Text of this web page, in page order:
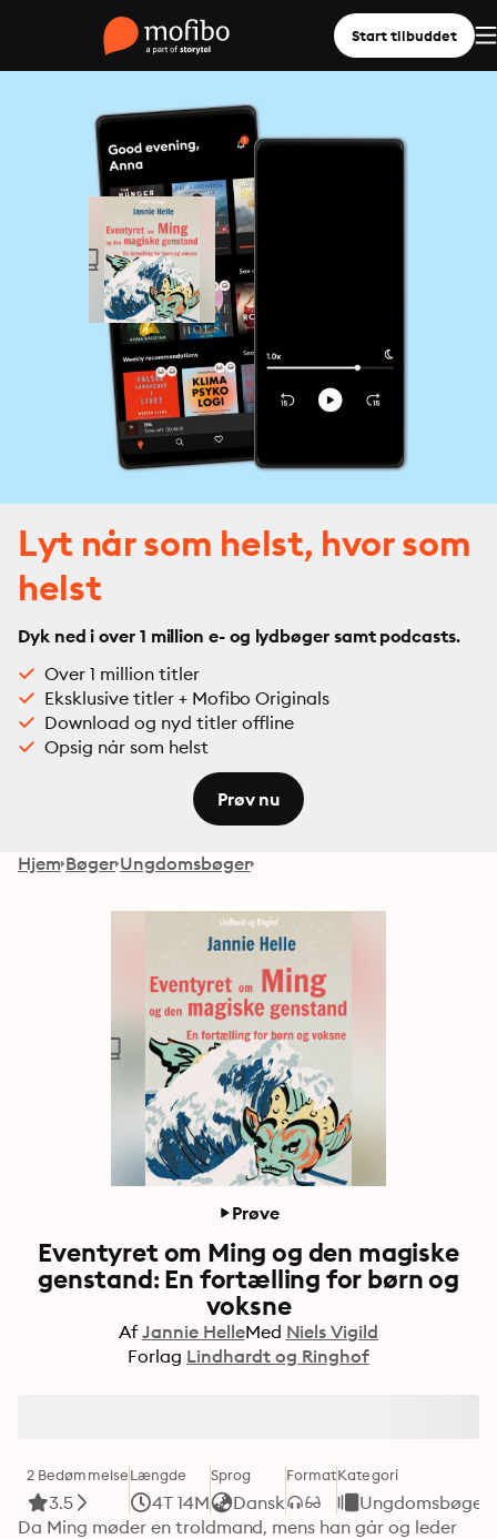
Start tilbuddet
Lyt når som helst, hvor som
helst
Dyk ned i over 1 million e- og lydbøger samt podcasts.
Over 1 million titler
Eksklusive titler + Mofibo Originals
Download og nyd titler offline
Opsig når som helst
Prøv nu
Hjem Bøger Ungdomsbøger
Prøve
Eventyret om Ming og den magiske
genstand: En fortælling for børn og
voksne
Af Jannie HelleMed Niels Vigild
Forlag Lindhardt og Ringhof
2 Bedømmelse
3.5
Længde
4T 14M
Sprog
Dansk
FormatKategori
Ungdomsbøger
Da Ming møder en troldmand, mens han går og leder